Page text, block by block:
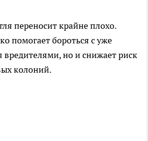
переносит крайне плохо.
помогает бороться с уже
но и снижает риск
колоний.